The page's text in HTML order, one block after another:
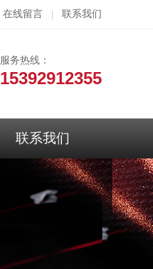
在线留言 联系我们
服务热线：
15392912355
联系我们